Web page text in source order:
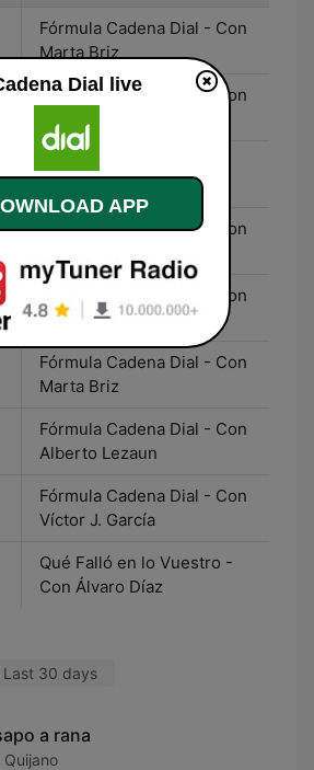
Fórmula Cadena Dial - Con
Marta Briz
Fórmula Cadena Dial - Con
Alberto Lezaun
Larrodera
Fórmula Cadena Dial - Con
Fórmula Cadena Dial - Con
Vicente Zamora
Fórmula Cadena Dial - Con
Marta Briz
Fórmula Cadena Dial - Con
Alberto Lezaun
Fórmula Cadena Dial - Con
Víctor J. García
Qué Falló en lo Vuestro -
Con Álvaro Díaz
Last 30 days
a rana
Quijano
Dial live
APP